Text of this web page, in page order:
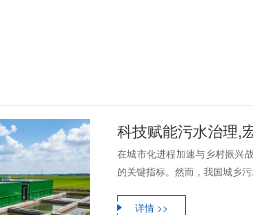
科技赋能污水治理,
在城市化进程加速与乡村振兴
的关键指标。然而，我国城乡
详情 >>